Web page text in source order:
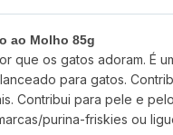
ao Molho 85g
que os gatos adoram.
para gatos.
Contribui para pele e
purina-friskies ou